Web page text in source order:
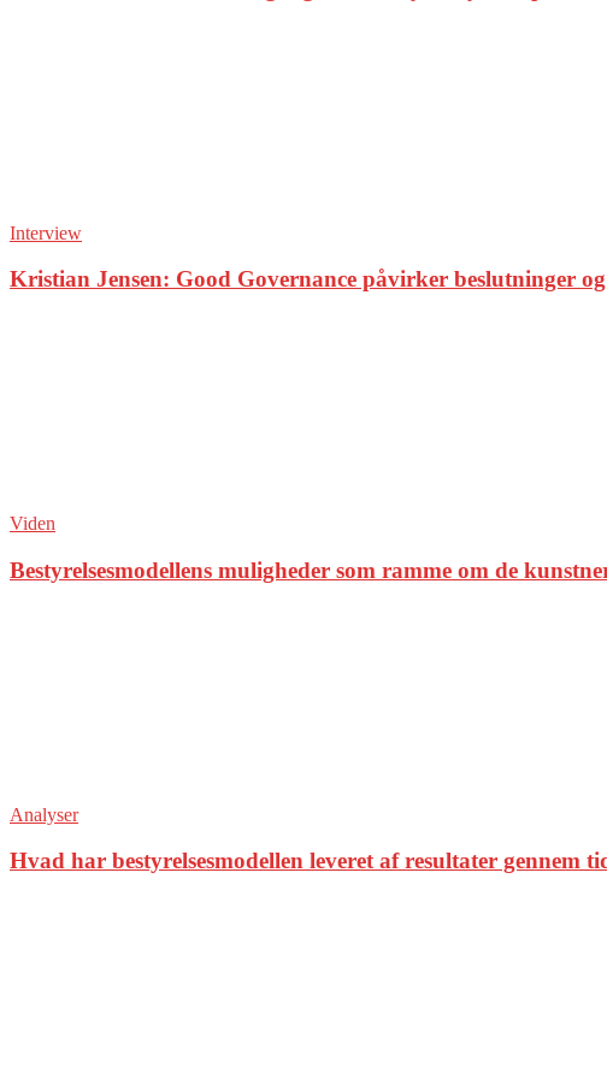
Interview
Kristian Jensen: Good Governance påvirker beslutninger
Viden
Bestyrelsesmodellens muligheder som ramme om de
Analyser
Hvad har bestyrelsesmodellen leveret af resultater gennem